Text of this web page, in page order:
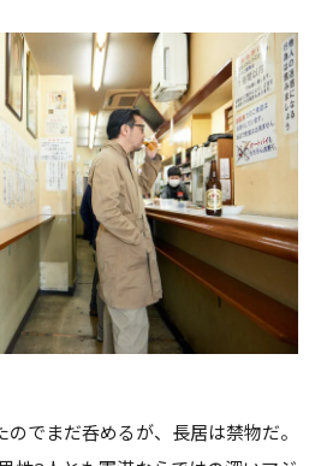
でまだ呑めるが、長居は禁物だ。